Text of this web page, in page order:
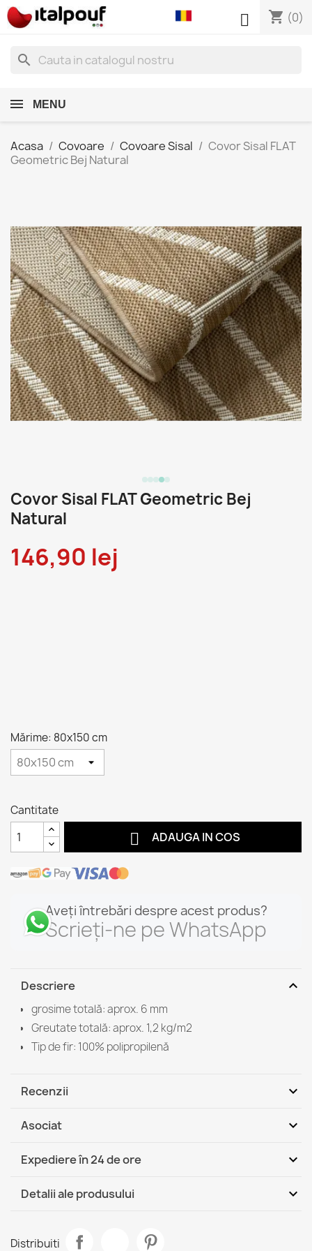
shopping_cart (0)

search
MENU
Acasa Covoare Covoare Sisal
Covor Sisal FLAT
Geometric Bej Natural
Covor Sisal FLAT Geometric Bej
Natural
146,90 lej
Mărime: 80x150 cm
Cantitate
 ADAUGA IN COS
Aveți întrebări despre acest produs?
Scrieți-ne pe WhatsApp
Descriere expand_more
grosime totală: aprox. 6 mm
Greutate totală: aprox. 1,2 kg/m2
Tip de fir: 100% polipropilenă
Recenzii expand_more
Asociat expand_more
Covor Sisal FLAT Picături Crem/Negru
146,90 lej
Expediere în 24 de ore expand_more
DHL / GLS România - Ramburs
(COD)
Detalii ale produsului expand_more
Distribuiti